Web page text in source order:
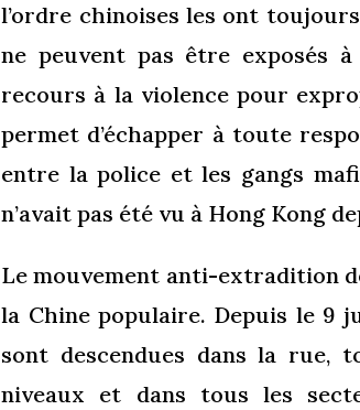
l’ordre chinoises les ont
ne peuvent pas être exposés
recours à la violence pour
permet d’échapper à toute
entre la police et les gangs
n’avait pas été vu à Hong Kong
Le mouvement anti-extradition
la Chine populaire. Depuis le 9
sont descendues dans la rue,
niveaux et dans tous les